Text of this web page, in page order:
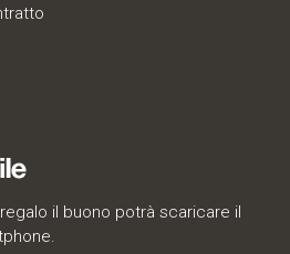
il buono potrà scaricare il